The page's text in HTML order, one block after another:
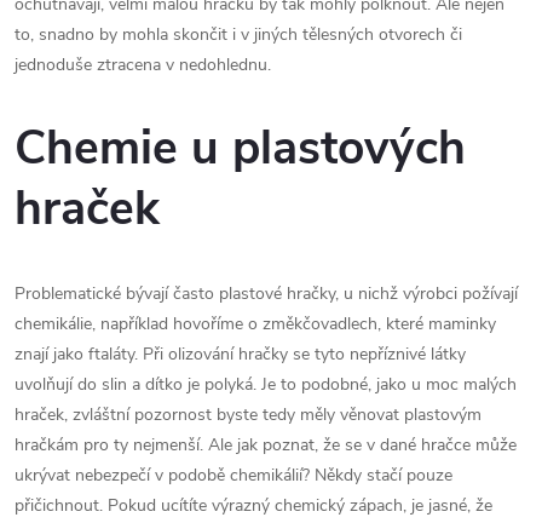
to, snadno by mohla skončit i v jiných tělesných otvorech či
jednoduše ztracena v nedohlednu.
Chemie u plastových
hraček
Problematické bývají často plastové hračky, u nichž výrobci požívají
chemikálie, například hovoříme o změkčovadlech, které maminky
znají jako ftaláty. Při olizování hračky se tyto nepříznivé látky
uvolňují do slin a dítko je polyká. Je to podobné, jako u moc malých
hraček, zvláštní pozornost byste tedy měly věnovat plastovým
hračkám pro ty nejmenší. Ale jak poznat, že se v dané hračce může
ukrývat nebezpečí v podobě chemikálií? Někdy stačí pouze
přičichnout. Pokud ucítíte výrazný chemický zápach, je jasné, že